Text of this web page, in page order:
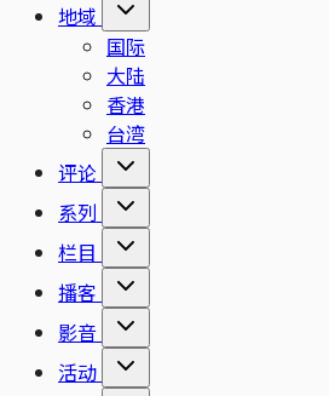
地域
国际
大陆
香港
台湾
评论
系列
栏目
播客
影音
活动